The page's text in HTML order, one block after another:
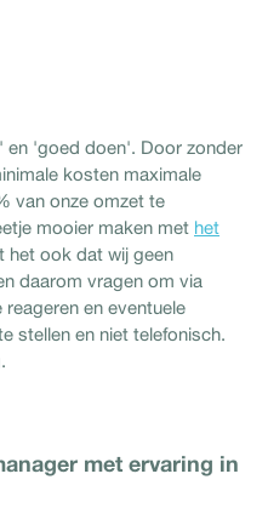
en 'goed doen'. Door zonder
kosten maximale
van onze omzet te
mooier maken met het
het ook dat wij geen
daarom vragen om via
en eventuele
stellen en niet telefonisch.
met ervaring in